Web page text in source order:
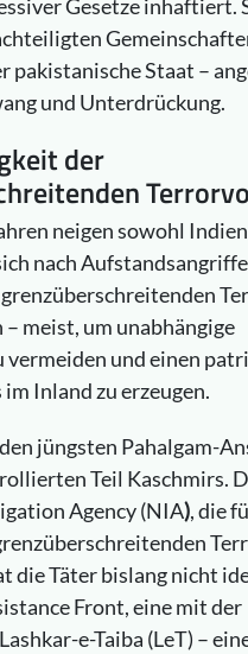
Gesetze inhaftiert.
pakistanische Staat –
und Unterdrückung.
der
neigen sowohl
nach
– meist, um unabhängige
vermeiden und einen
Inland zu erzeugen.
jüngsten Pahalgam-
Teil Kaschmirs.
Agency (NIA), die
die Täter bislang nicht
Front, eine mit der
e-Taiba (LeT) –